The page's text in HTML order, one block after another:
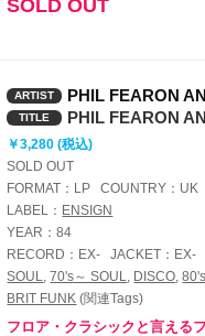
レ
SOLD OUT
ARTIST PHIL FEARON
TITLE PHIL FEARON
￥3,280 (税込)
SOLD OUT
FORMAT： LP COUNTRY： UK
LABEL： ENSIGN
YEAR：84
RECORD： EX- JACKET： EX-
SOUL ,70's～ SOUL DISCO ,
BRIT FUNK (関連Tags)
フロア・クラシックと言える